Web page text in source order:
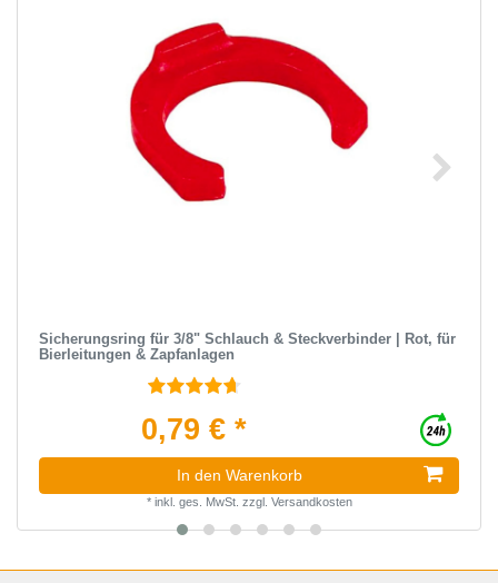
Sicherungsring für 3/8" Schlauch & Steckverbinder | Rot, für
Bierleitungen & Zapfanlagen
0,79 € *
In den Warenkorb
* inkl. ges. MwSt. zzgl. Versandkosten